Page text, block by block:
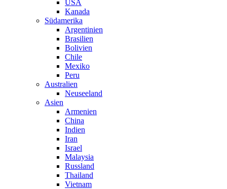
USA
Kanada
Südamerika
Argentinien
Brasilien
Bolivien
Chile
Mexiko
Peru
Australien
Neuseeland
Asien
Armenien
China
Indien
Iran
Israel
Malaysia
Russland
Thailand
Vietnam